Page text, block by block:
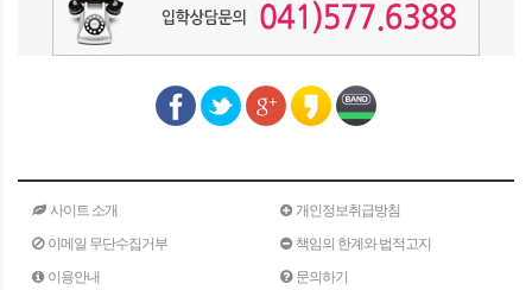
사이트 소개
개인정보취급방침
이메일 무단수집거부
책임의 한계와 법적고지
이용안내
문의하기